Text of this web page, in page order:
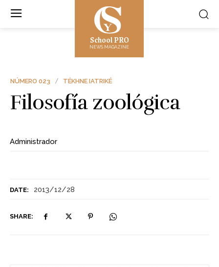
School PRO
NEWS MAGAZINE
DATE: 2013/12/28
SHARE:
NÚMERO 023 TÉKHNE IATRIKÉ
Filosofía zoológica
Administrador